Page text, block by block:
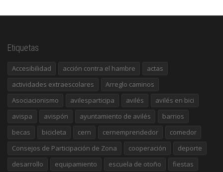
Etiquetas
Accesibilidad acción contra el hambre
actas
actividades extraescolares
Arreglo caminos
Asociacionismo
avilesparticipa avilés
avilés en bici
avispa
avispón ayuntamiento de avilés
barrios
becas
bicicleta cern cernemprendedor
comedor
Consejos de Participación de Zona
cooperación
deporte
desarrollo
equipamiento escuela de otoño fiestas